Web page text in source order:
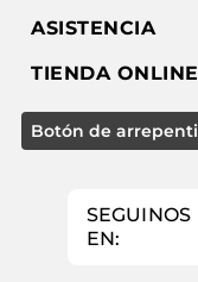
ASISTENCIA
TIENDA ONLINE
SEGUINOS
EN: